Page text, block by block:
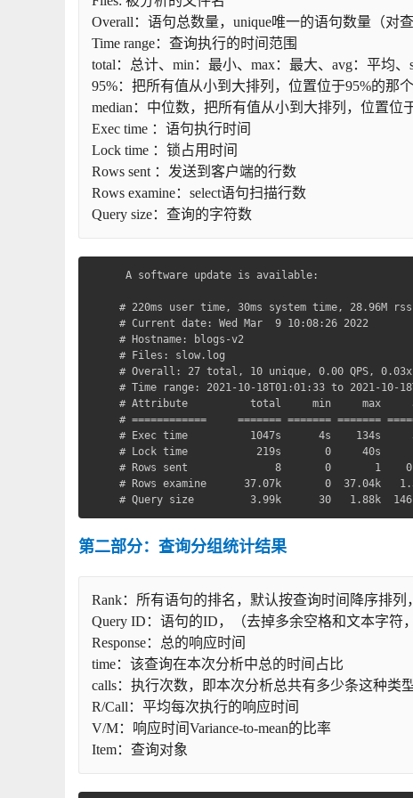
Overall：语句总数量，unique唯一的语句数量（对
Time range：查询执行的时间范围
total：总计、min：最小、max：最大、avg：平均、
95%：把所有值从小到大排列，位置位于95%的那
median：中位数，把所有值从小到大排列，位置位
Exec time ：语句执行时间
Lock time ：锁占用时间
Rows sent ：发送到客户端的行数
Rows examine：select语句扫描行数
Query size：查询的字符数
A software update is available:
# 220ms user time, 30ms system time, 28.96M
# Current date: Wed Mar  9 10:08:26 2022
# Hostname: blogs-v2
# Files: slow.log
# Overall: 27 total, 10 unique, 0.00 QPS, 0.03x
# Time range: 2021-10-18T01:01:33 to 2021-10-
# Attribute          total     min     max
# ============     ======= ======= =======
# Exec time          1047s      4s    134s
# Lock time           219s       0     40s
# Rows sent              8       0       1
# Rows examine      37.07k       0  37.04k
# Query size         3.99k      30   1.88k
第二部分：查询分组统计结果
Rank：所有语句的排名，默认按查询时间降序排列
Query ID：语句的ID，（去掉多余空格和文本字符，
Response：总的响应时间
time：该查询在本次分析中总的时间占比
calls：执行次数，即本次分析总共有多少条这种类
R/Call：平均每次执行的响应时间
V/M：响应时间Variance-to-mean的比率
Item：查询对象